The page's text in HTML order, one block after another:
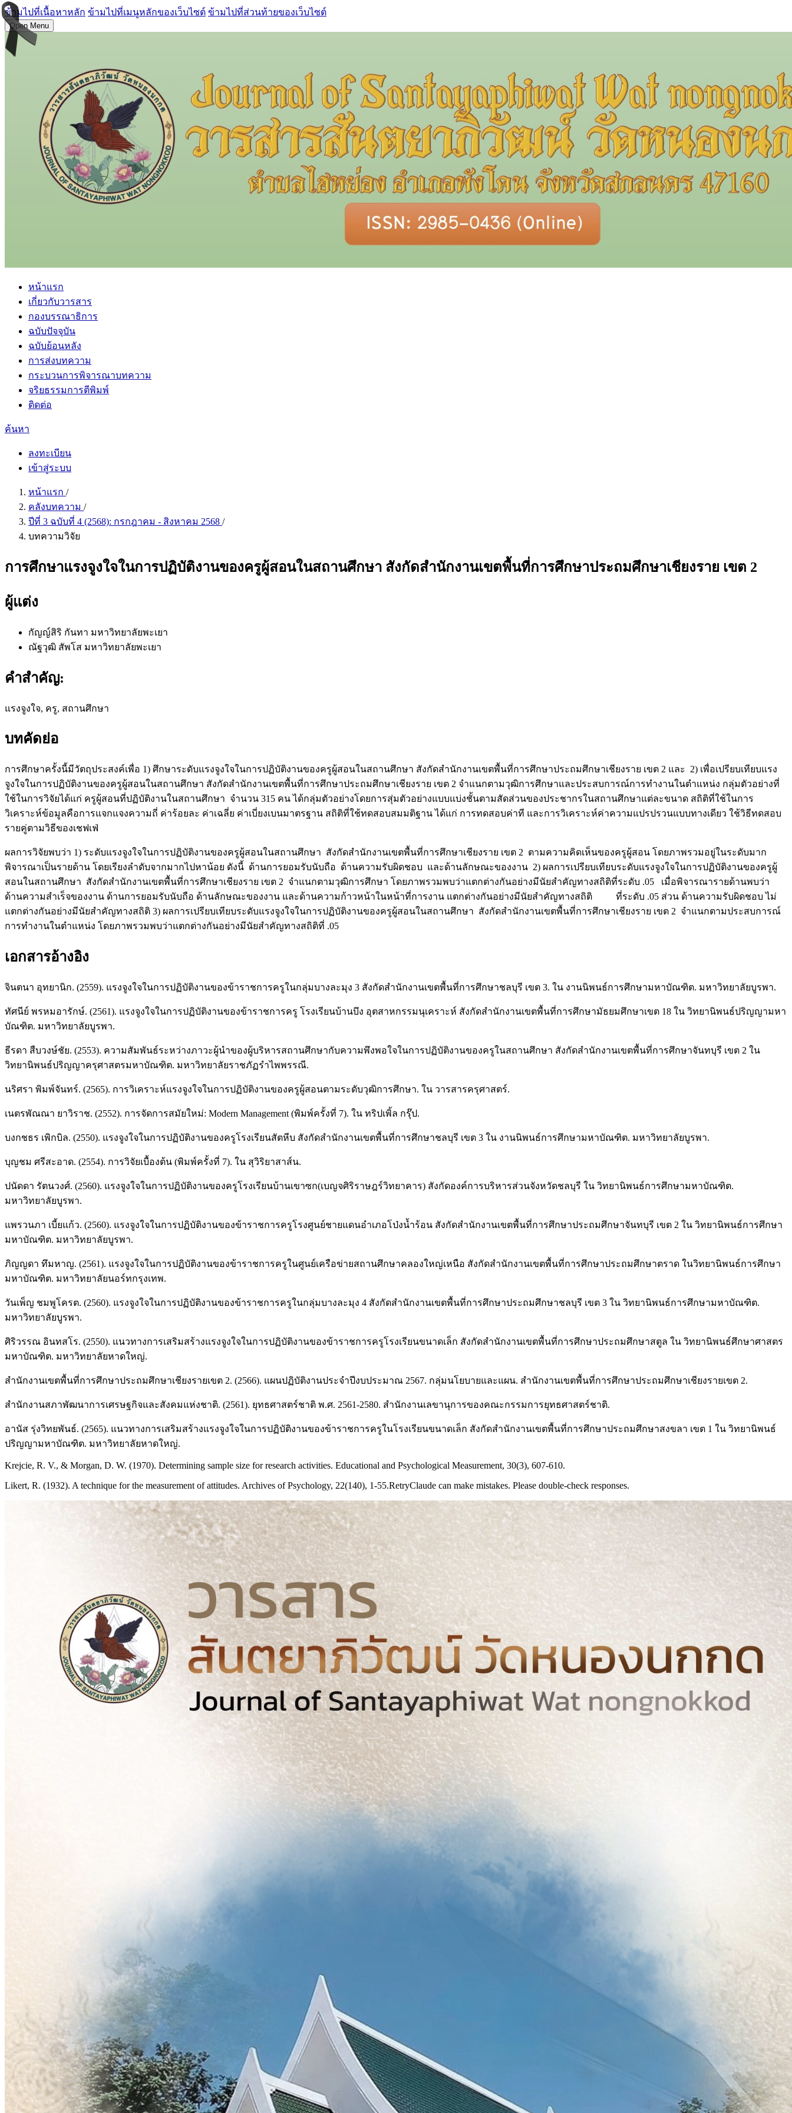
ข้ามไปที่เนื้อหาหลัก ข้ามไปที่เมนูหลักของเว็บไซต์ ข้ามไปที่ส่วนท้ายของเว็บไซต์
Open Menu
หน้าแรก
เกี่ยวกับวารสาร
กองบรรณาธิการ
ฉบับปัจจุบัน
ฉบับย้อนหลัง
การส่งบทความ
กระบวนการพิจารณาบทความ
จริยธรรมการตีพิมพ์
ติดต่อ
ค้นหา
ลงทะเบียน
เข้าสู่ระบบ
หน้าแรก /
คลังบทความ /
ปีที่ 3 ฉบับที่ 4 (2568): กรกฎาคม - สิงหาคม 2568 /
บทความวิจัย
การศึกษาแรงจูงใจในการปฏิบัติงานของครูผู้สอนในสถานศึกษา สังกัดสำนักงานเขตพื้นที่การศึกษาประถมศึกษาเชียงราย เขต 2
ผู้แต่ง
กัญญ์สิริ กันทา มหาวิทยาลัยพะเยา
ณัฐวุฒิ สัพโส มหาวิทยาลัยพะเยา
คำสำคัญ:
แรงจูงใจ, ครู, สถานศึกษา
บทคัดย่อ
การศึกษาครั้งนี้มีวัตถุประสงค์เพื่อ 1) ศึกษาระดับแรงจูงใจในการปฏิบัติงานของครูผู้สอนในสถานศึกษา สังกัดสำนักงานเขตพื้นที่การศึกษาประถมศึกษาเชียงราย เขต 2 และ 2) เพื่อเปรียบเทียบแรง
จูงใจในการปฏิบัติงานของครูผู้สอนในสถานศึกษา สังกัดสำนักงานเขตพื้นที่การศึกษาประถมศึกษาเชียงราย เขต 2 จำแนกตามวุฒิการศึกษาและประสบการณ์การทำงานในตำแหน่ง กลุ่มตัวอย่างที่
ใช้ในการวิจัยได้แก่ ครูผู้สอนที่ปฏิบัติงานในสถานศึกษา จำนวน 315 คน ได้กลุ่มตัวอย่างโดยการสุ่มตัวอย่างแบบแบ่งชั้นตามสัดส่วนของประชากรในสถานศึกษาแต่ละขนาด สถิติที่ใช้ในการ
วิเคราะห์ข้อมูลคือการแจกแจงความถี่ ค่าร้อยละ ค่าเฉลี่ย ค่าเบี่ยงเบนมาตรฐาน สถิติที่ใช้ทดสอบสมมติฐาน ได้แก่ การทดสอบค่าที และการวิเคราะห์ค่าความแปรปรวนแบบทางเดียว ใช้วิธีทดสอบ
รายคู่ตามวิธีของเชฟเฟ่
ผลการวิจัยพบว่า 1) ระดับแรงจูงใจในการปฏิบัติงานของครูผู้สอนในสถานศึกษา สังกัดสำนักงานเขตพื้นที่การศึกษาเชียงราย เขต 2 ตามความคิดเห็นของครูผู้สอน โดยภาพรวมอยู่ในระดับมาก
พิจารณาเป็นรายด้าน โดยเรียงลำดับจากมากไปหาน้อย ดังนี้ ด้านการยอมรับนับถือ ด้านความรับผิดชอบ และด้านลักษณะของงาน 2) ผลการเปรียบเทียบระดับแรงจูงใจในการปฏิบัติงานของครูผู้
สอนในสถานศึกษา สังกัดสำนักงานเขตพื้นที่การศึกษาเชียงราย เขต 2 จำแนกตามวุฒิการศึกษา โดยภาพรวมพบว่าแตกต่างกันอย่างมีนัยสำคัญทางสถิติที่ระดับ .05 เมื่อพิจารณารายด้านพบว่า
ด้านความสำเร็จของงาน ด้านการยอมรับนับถือ ด้านลักษณะของงาน และด้านความก้าวหน้าในหน้าที่การงาน แตกต่างกันอย่างมีนัยสำคัญทางสถิติ ที่ระดับ .05 ส่วน ด้านความรับผิดชอบ ไม่
แตกต่างกันอย่างมีนัยสำคัญทางสถิติ 3) ผลการเปรียบเทียบระดับแรงจูงใจในการปฏิบัติงานของครูผู้สอนในสถานศึกษา สังกัดสำนักงานเขตพื้นที่การศึกษาเชียงราย เขต 2 จำแนกตามประสบการณ์
การทำงานในตำแหน่ง โดยภาพรวมพบว่าแตกต่างกันอย่างมีนัยสำคัญทางสถิติที่ .05
เอกสารอ้างอิง
จินตนา อุทยานิก. (2559). แรงจูงใจในการปฏิบัติงานของข้าราชการครูในกลุ่มบางละมุง 3 สังกัดสำนักงานเขตพื้นที่การศึกษาชลบุรี เขต 3. ใน งานนิพนธ์การศึกษามหาบัณฑิต. มหาวิทยาลัยบูรพา.
ทัศนีย์ พรหมอารักษ์. (2561). แรงจูงใจในการปฏิบัติงานของข้าราชการครู โรงเรียนบ้านบึง อุตสาหกรรมนุเคราะห์ สังกัดสำนักงานเขตพื้นที่การศึกษามัธยมศึกษาเขต 18 ใน วิทยานิพนธ์ปริญญามหา
บัณฑิต. มหาวิทยาลัยบูรพา.
ธีรดา สืบวงษ์ชัย. (2553). ความสัมพันธ์ระหว่างภาวะผู้นำของผู้บริหารสถานศึกษากับความพึงพอใจในการปฏิบัติงานของครูในสถานศึกษา สังกัดสำนักงานเขตพื้นที่การศึกษาจันทบุรี เขต 2 ใน
วิทยานิพนธ์ปริญญาครุศาสตรมหาบัณฑิต. มหาวิทยาลัยราชภัฏรำไพพรรณี.
นริศรา พิมพ์จันทร์. (2565). การวิเคราะห์แรงจูงใจในการปฏิบัติงานของครูผู้สอนตามระดับวุฒิการศึกษา. ใน วารสารครุศาสตร์.
เนตรพัณณา ยาวิราช. (2552). การจัดการสมัยใหม่: Modern Management (พิมพ์ครั้งที่ 7). ใน ทริปเพิ้ล กรุ๊ป.
บงกชธร เพิกบิล. (2550). แรงจูงใจในการปฏิบัติงานของครูโรงเรียนสัตหีบ สังกัดสำนักงานเขตพื้นที่การศึกษาชลบุรี เขต 3 ใน งานนิพนธ์การศึกษามหาบัณฑิต. มหาวิทยาลัยบูรพา.
บุญชม ศรีสะอาด. (2554). การวิจัยเบื้องต้น (พิมพ์ครั้งที่ 7). ใน สุวิริยาสาส์น.
ปนัดดา รัตนวงศ์. (2560). แรงจูงใจในการปฏิบัติงานของครูโรงเรียนบ้านเขาซก(เบญจศิริราษฎร์วิทยาคาร) สังกัดองค์การบริหารส่วนจังหวัดชลบุรี ใน วิทยานิพนธ์การศึกษามหาบัณฑิต.
มหาวิทยาลัยบูรพา.
แพรวนภา เบี้ยแก้ว. (2560). แรงจูงใจในการปฏิบัติงานของข้าราชการครูโรงศูนย์ชายแดนอำเภอโป่งน้ำร้อน สังกัดสำนักงานเขตพื้นที่การศึกษาประถมศึกษาจันทบุรี เขต 2 ใน วิทยานิพนธ์การศึกษา
มหาบัณฑิต. มหาวิทยาลัยบูรพา.
ภิญญดา ทึมหาญ. (2561). แรงจูงใจในการปฏิบัติงานของข้าราชการครูในศูนย์เครือข่ายสถานศึกษาคลองใหญ่เหนือ สังกัดสำนักงานเขตพื้นที่การศึกษาประถมศึกษาตราด ในวิทยานิพนธ์การศึกษา
มหาบัณฑิต. มหาวิทยาลัยนอร์ทกรุงเทพ.
วันเพ็ญ ชมพูโครต. (2560). แรงจูงใจในการปฏิบัติงานของข้าราชการครูในกลุ่มบางละมุง 4 สังกัดสำนักงานเขตพื้นที่การศึกษาประถมศึกษาชลบุรี เขต 3 ใน วิทยานิพนธ์การศึกษามหาบัณฑิต.
มหาวิทยาลัยบูรพา.
ศิริวรรณ อินทสโร. (2550). แนวทางการเสริมสร้างแรงจูงใจในการปฏิบัติงานของข้าราชการครูโรงเรียนขนาดเล็ก สังกัดสำนักงานเขตพื้นที่การศึกษาประถมศึกษาสตูล ใน วิทยานิพนธ์ศึกษาศาสตร
มหาบัณฑิต. มหาวิทยาลัยหาดใหญ่.
สำนักงานเขตพื้นที่การศึกษาประถมศึกษาเชียงรายเขต 2. (2566). แผนปฏิบัติงานประจำปีงบประมาณ 2567. กลุ่มนโยบายและแผน. สำนักงานเขตพื้นที่การศึกษาประถมศึกษาเชียงรายเขต 2.
สำนักงานสภาพัฒนาการเศรษฐกิจและสังคมแห่งชาติ. (2561). ยุทธศาสตร์ชาติ พ.ศ. 2561-2580. สำนักงานเลขานุการของคณะกรรมการยุทธศาสตร์ชาติ.
อานัส รุ่งวิทยพันธ์. (2565). แนวทางการเสริมสร้างแรงจูงใจในการปฏิบัติงานของข้าราชการครูในโรงเรียนขนาดเล็ก สังกัดสำนักงานเขตพื้นที่การศึกษาประถมศึกษาสงขลา เขต 1 ใน วิทยานิพนธ์
ปริญญามหาบัณฑิต. มหาวิทยาลัยหาดใหญ่.
Krejcie, R. V., & Morgan, D. W. (1970). Determining sample size for research activities. Educational and Psychological Measurement, 30(3), 607-610.
Likert, R. (1932). A technique for the measurement of attitudes. Archives of Psychology, 22(140), 1-55.RetryClaude can make mistakes. Please double-check responses.